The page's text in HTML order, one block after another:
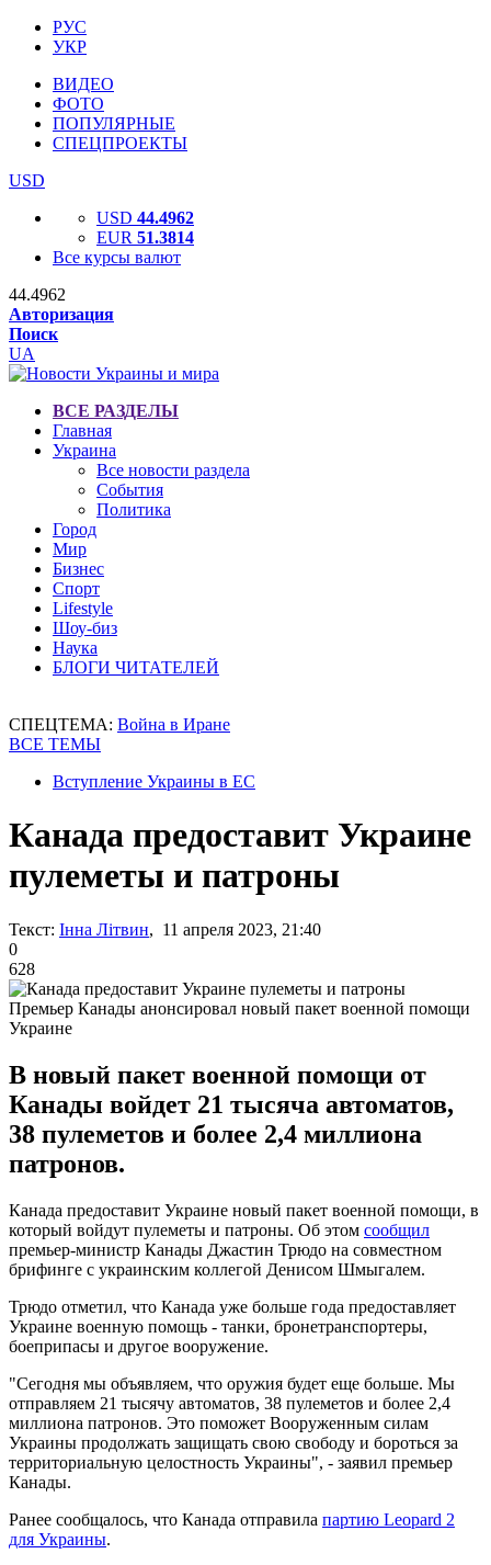
РУС
УКР
ВИДЕО
ФОТО
ПОПУЛЯРНЫЕ
СПЕЦПРОЕКТЫ
USD
USD 44.4962
EUR 51.3814
Все курсы валют
44.4962
Авторизация
Поиск
UA
ВСЕ РАЗДЕЛЫ
Главная
Украина
Все новости раздела
События
Политика
Город
Мир
Бизнес
Спорт
Lifestyle
Шоу-биз
Наука
БЛОГИ ЧИТАТЕЛЕЙ
СПЕЦТЕМА: Война в Иране
ВСЕ ТЕМЫ
Вступление Украины в ЕС
Канада предоставит Украине
пулеметы и патроны
Текст: Інна Літвин, 11 апреля 2023, 21:40
0
628
Премьер Канады анонсировал новый пакет военной помощи
Украине
В новый пакет военной помощи от
Канады войдет 21 тысяча автоматов,
38 пулеметов и более 2,4 миллиона
патронов.
Канада предоставит Украине новый пакет военной помощи, в
который войдут пулеметы и патроны. Об этом сообщил
премьер-министр Канады Джастин Трюдо на совместном
брифинге с украинским коллегой Денисом Шмыгалем.
Трюдо отметил, что Канада уже больше года предоставляет
Украине военную помощь - танки, бронетранспортеры,
боеприпасы и другое вооружение.
"Сегодня мы объявляем, что оружия будет еще больше. Мы
отправляем 21 тысячу автоматов, 38 пулеметов и более 2,4
миллиона патронов. Это поможет Вооруженным силам
Украины продолжать защищать свою свободу и бороться за
территориальную целостность Украины", - заявил премьер
Канады.
Ранее сообщалось, что Канада отправила партию Leopard 2
для Украины.